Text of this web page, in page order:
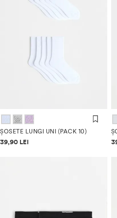
ȘOSETE LUNGI UNI (PACK 10)
Informații despre prețuri
39,90 LEI